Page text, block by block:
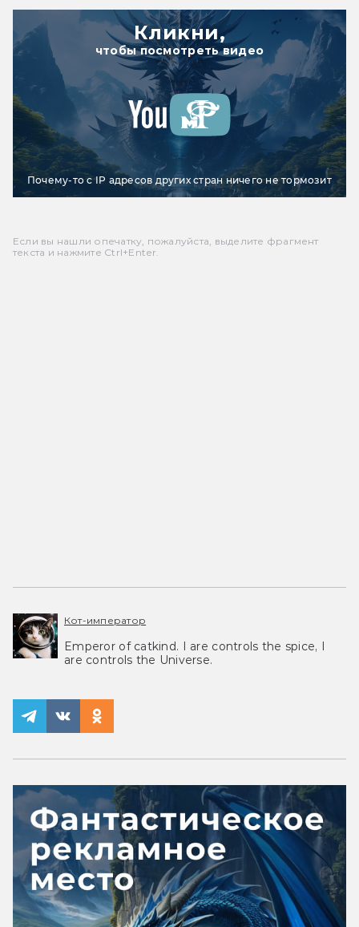
Кликни,
чтобы посмотреть видео
Почему-то с IP адресов других стран ничего не тормозит
Если вы нашли опечатку, пожалуйста, выделите фрагмент
текста и нажмите Ctrl+Enter.
Кот-император
Emperor of catkind. I are controls the spice, I
are controls the Universe.